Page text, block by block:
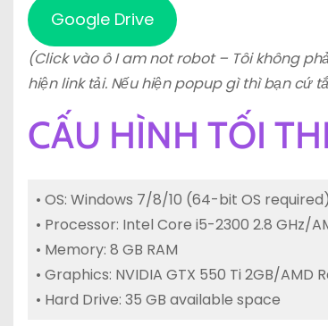
Google Drive
(Click vào ô I am not robot – Tôi không
hiện link tải. Nếu hiện popup gì thì bạn cứ
CẤU HÌNH TỐI
• OS: Windows 7/8/10 (64-bit OS required)
• Processor: Intel Core i5-2300 2.8 GHz/
• Memory: 8 GB RAM
• Graphics: NVIDIA GTX 550 Ti 2GB/AMD
• Hard Drive: 35 GB available space